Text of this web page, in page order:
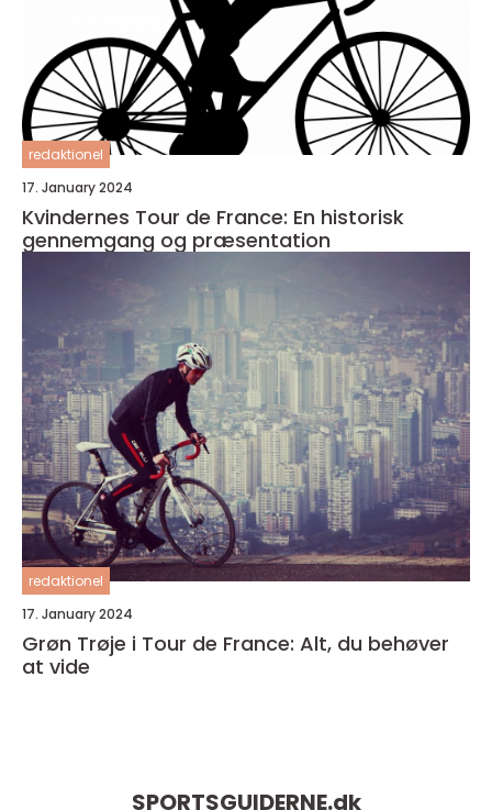
redaktionel
17. January 2024
Kvindernes Tour de France: En historisk
gennemgang og præsentation
redaktionel
17. January 2024
Grøn Trøje i Tour de France: Alt, du behøver
at vide
SPORTSGUIDERNE.dk